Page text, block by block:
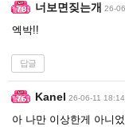
너보면짖는개 26-
엑박!!
답글
Kanel 26-06-11 18:14
아 나만 이상한게 아니